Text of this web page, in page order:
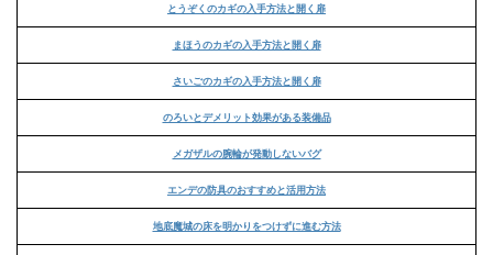
とうぞくのカギの入手方法と開く扉
まほうのカギの入手方法と開く扉
さいごのカギの入手方法と開く扉
のろいとデメリット効果がある装備品
メガザルの腕輪が発動しないバグ
エンデの防具のおすすめと活用方法
地底魔城の床を明かりをつけずに進む方法